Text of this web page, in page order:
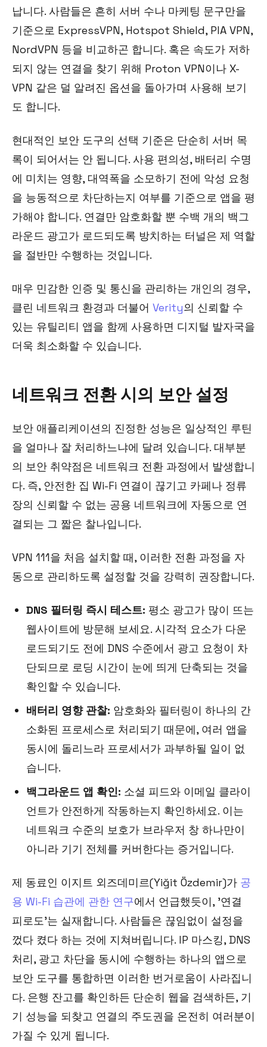
납니다. 사람들은 흔히 서버 수나 마케팅 문구만을
기준으로 ExpressVPN, Hotspot Shield, PIA VPN,
NordVPN 등을 비교하곤 합니다. 혹은 속도가 저하
되지 않는 연결을 찾기 위해 Proton VPN이나 X-
VPN 같은 덜 알려진 옵션을 돌아가며 사용해 보기
도 합니다.
현대적인 보안 도구의 선택 기준은 단순히 서버 목
록이 되어서는 안 됩니다. 사용 편의성, 배터리 수명
에 미치는 영향, 대역폭을 소모하기 전에 악성 요청
을 능동적으로 차단하는지 여부를 기준으로 앱을 평
가해야 합니다. 연결만 암호화할 뿐 수백 개의 백그
라운드 광고가 로드되도록 방치하는 터널은 제 역할
을 절반만 수행하는 것입니다.
매우 민감한 인증 및 통신을 관리하는 개인의 경우,
클린 네트워크 환경과 더불어 Verity의 신뢰할 수
있는 유틸리티 앱을 함께 사용하면 디지털 발자국을
더욱 최소화할 수 있습니다.
네트워크 전환 시의 보안 설정
보안 애플리케이션의 진정한 성능은 일상적인 루틴
을 얼마나 잘 처리하느냐에 달려 있습니다. 대부분
의 보안 취약점은 네트워크 전환 과정에서 발생합니
다. 즉, 안전한 집 Wi-Fi 연결이 끊기고 카페나 정류
장의 신뢰할 수 없는 공용 네트워크에 자동으로 연
결되는 그 짧은 찰나입니다.
VPN 111을 처음 설치할 때, 이러한 전환 과정을 자
동으로 관리하도록 설정할 것을 강력히 권장합니다.
DNS 필터링 즉시 테스트: 평소 광고가 많이 뜨는
웹사이트에 방문해 보세요. 시각적 요소가 다운
로드되기도 전에 DNS 수준에서 광고 요청이 차
단되므로 로딩 시간이 눈에 띄게 단축되는 것을
확인할 수 있습니다.
배터리 영향 관찰: 암호화와 필터링이 하나의 간
소화된 프로세스로 처리되기 때문에, 여러 앱을
동시에 돌리느라 프로세서가 과부하될 일이 없
습니다.
백그라운드 앱 확인: 소셜 피드와 이메일 클라이
언트가 안전하게 작동하는지 확인하세요. 이는
네트워크 수준의 보호가 브라우저 창 하나만이
아니라 기기 전체를 커버한다는 증거입니다.
제 동료인 이지트 외즈데미르(Yiğit Özdemir)가 공
용 Wi-Fi 습관에 관한 연구에서 언급했듯이, '연결
피로도'는 실재합니다. 사람들은 끊임없이 설정을
껐다 켰다 하는 것에 지쳐버립니다. IP 마스킹, DNS
처리, 광고 차단을 동시에 수행하는 하나의 앱으로
보안 도구를 통합하면 이러한 번거로움이 사라집니
다. 은행 잔고를 확인하든 단순히 웹을 검색하든, 기
기 성능을 되찾고 연결의 주도권을 온전히 여러분이
가질 수 있게 됩니다.